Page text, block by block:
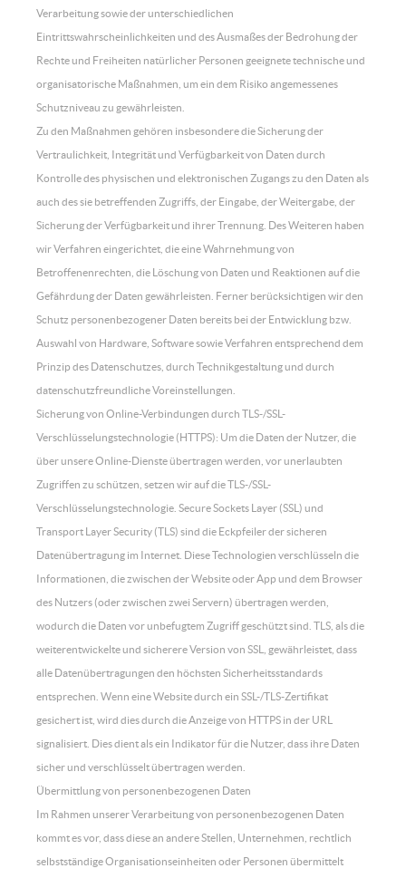
Verarbeitung sowie der unterschiedlichen
Eintrittswahrscheinlichkeiten und des Ausmaßes der Bedrohung der
Rechte und Freiheiten natürlicher Personen geeignete technische und
organisatorische Maßnahmen, um ein dem Risiko angemessenes
Schutzniveau zu gewährleisten.
Zu den Maßnahmen gehören insbesondere die Sicherung der
Vertraulichkeit, Integrität und Verfügbarkeit von Daten durch
Kontrolle des physischen und elektronischen Zugangs zu den Daten als
auch des sie betreffenden Zugriffs, der Eingabe, der Weitergabe, der
Sicherung der Verfügbarkeit und ihrer Trennung. Des Weiteren haben
wir Verfahren eingerichtet, die eine Wahrnehmung von
Betroffenenrechten, die Löschung von Daten und Reaktionen auf die
Gefährdung der Daten gewährleisten. Ferner berücksichtigen wir den
Schutz personenbezogener Daten bereits bei der Entwicklung bzw.
Auswahl von Hardware, Software sowie Verfahren entsprechend dem
Prinzip des Datenschutzes, durch Technikgestaltung und durch
datenschutzfreundliche Voreinstellungen.
Sicherung von Online-Verbindungen durch TLS-/SSL-
Verschlüsselungstechnologie (HTTPS): Um die Daten der Nutzer, die
über unsere Online-Dienste übertragen werden, vor unerlaubten
Zugriffen zu schützen, setzen wir auf die TLS-/SSL-
Verschlüsselungstechnologie. Secure Sockets Layer (SSL) und
Transport Layer Security (TLS) sind die Eckpfeiler der sicheren
Datenübertragung im Internet. Diese Technologien verschlüsseln die
Informationen, die zwischen der Website oder App und dem Browser
des Nutzers (oder zwischen zwei Servern) übertragen werden,
wodurch die Daten vor unbefugtem Zugriff geschützt sind. TLS, als die
weiterentwickelte und sicherere Version von SSL, gewährleistet, dass
alle Datenübertragungen den höchsten Sicherheitsstandards
entsprechen. Wenn eine Website durch ein SSL-/TLS-Zertifikat
gesichert ist, wird dies durch die Anzeige von HTTPS in der URL
signalisiert. Dies dient als ein Indikator für die Nutzer, dass ihre Daten
sicher und verschlüsselt übertragen werden.
Übermittlung von personenbezogenen Daten
Im Rahmen unserer Verarbeitung von personenbezogenen Daten
kommt es vor, dass diese an andere Stellen, Unternehmen, rechtlich
selbstständige Organisationseinheiten oder Personen übermittelt